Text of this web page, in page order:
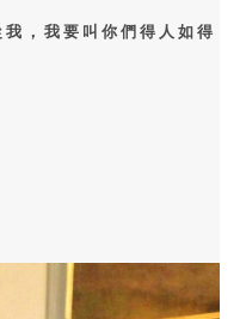
， 我 要 叫 你 們 得 人 如 得